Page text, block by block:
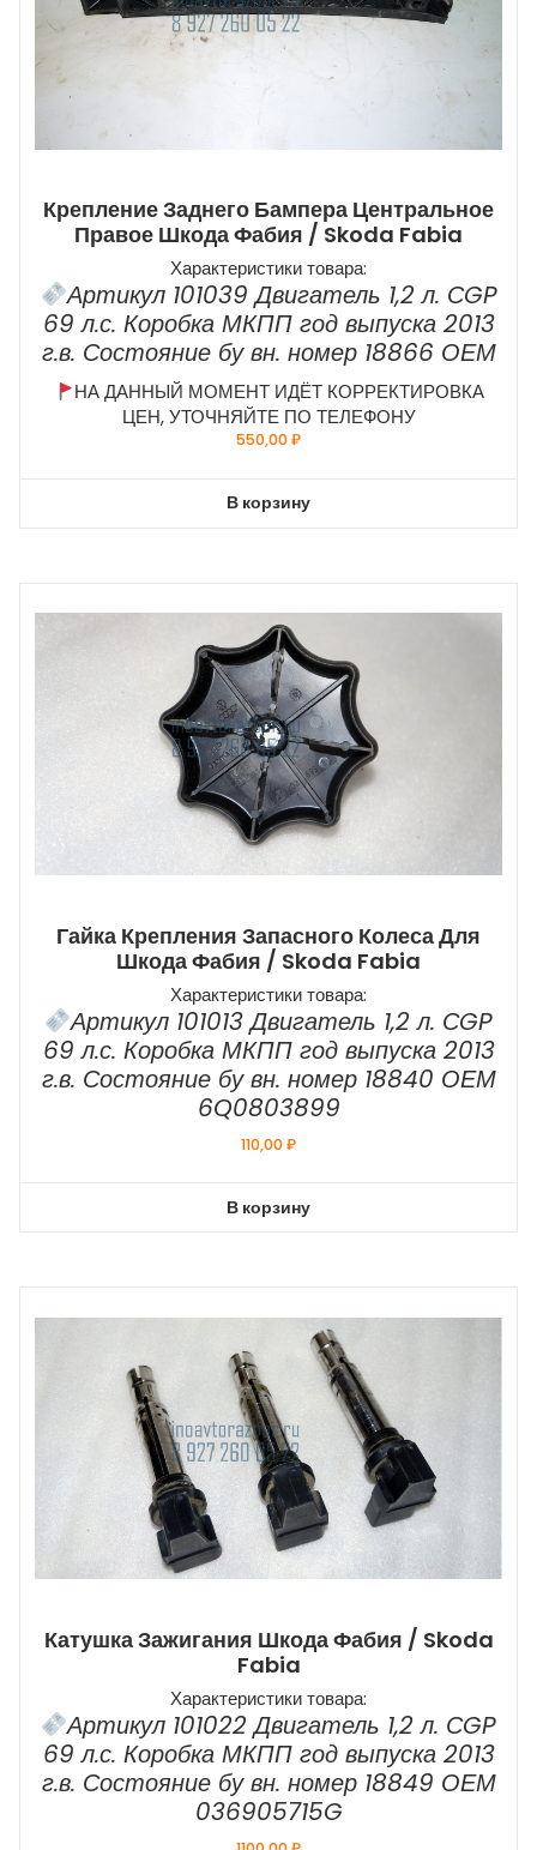
Крепление Заднего Бампера Центральное
Правое Шкода Фабия / Skoda Fabia
Характеристики товара:
Артикул 101039 Двигатель 1,2 л. СGP
69 л.с. Коробка МКПП год выпуска 2013
г.в. Состояние бу вн. номер 18866 ОЕМ
НА ДАННЫЙ МОМЕНТ ИДЁТ КОРРЕКТИРОВКА
ЦЕН, УТОЧНЯЙТЕ ПО ТЕЛЕФОНУ
550,00₽
В корзину
Гайка Крепления Запасного Колеса Для
Шкода Фабия / Skoda Fabia
Характеристики товара:
Артикул 101013 Двигатель 1,2 л. СGP
69 л.с. Коробка МКПП год выпуска 2013
г.в. Состояние бу вн. номер 18840 ОЕМ
6Q0803899
110,00₽
В корзину
Катушка Зажигания Шкода Фабия / Skoda
Fabia
Характеристики товара:
Артикул 101022 Двигатель 1,2 л. СGP
69 л.с. Коробка МКПП год выпуска 2013
г.в. Состояние бу вн. номер 18849 ОЕМ
036905715G